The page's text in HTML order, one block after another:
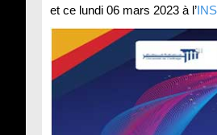
et ce lundi 06 mars 2023 à l’